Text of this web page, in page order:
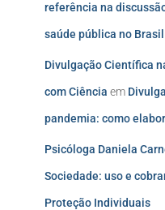
referência na
saúde pública no
Divulgação Científica
com Ciência em
pandemia: como
Psicóloga Daniela
Sociedade: uso e
Proteção Individuais